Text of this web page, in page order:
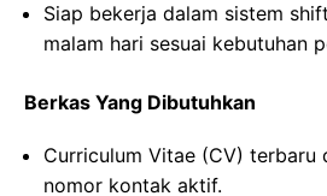
Siap bekerja dalam sistem
malam hari sesuai kebutuhan
Berkas Yang Dibutuhkan
Curriculum Vitae (CV) terbaru
nomor kontak aktif.